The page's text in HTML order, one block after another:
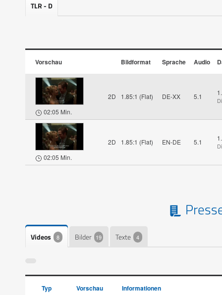
TLR - D
Vorschau Bildformat Sprache Audio
02:05 Min.
2D 1.85:1 (Flat) DE-XX 5.1
02:05 Min.
2D 1.85:1 (Flat) EN-DE 5.1
Videos 8 Bilder 19 Texte 4
Typ Vorschau Informationen